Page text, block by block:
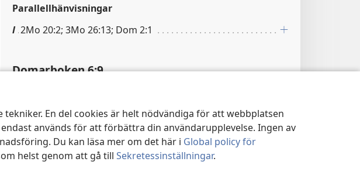
En del cookies är helt nödvändiga för att webbplatsen
används för att förbättra din användarupplevelse. Ingen av
Du kan läsa mer om det här i Global policy för
helst genom att gå till Sekretessinställningar.
Parallellhänvisningar
l 2Mo 20:2; 3Mo 26:13; Dom 2:1
Domarboken 6:9
m Jos 10:42; Neh 9:24
Domarboken 6:10